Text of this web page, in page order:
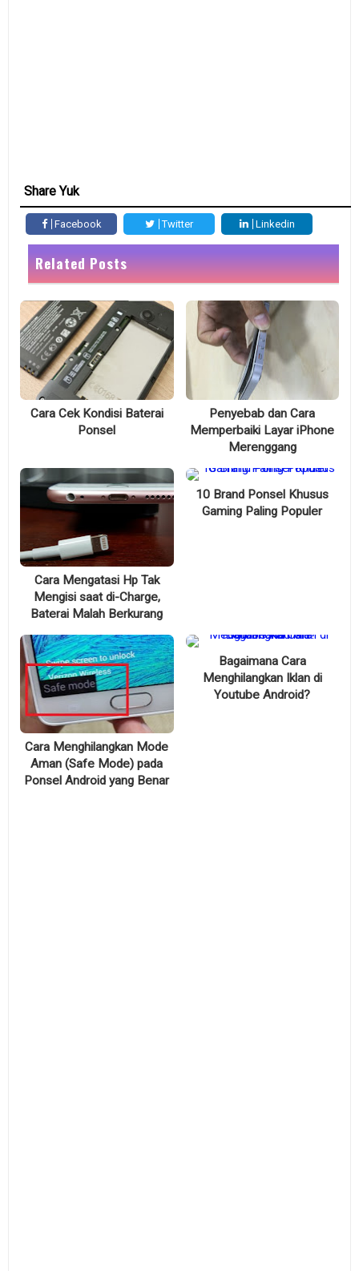
Share Yuk
Facebook Twitter Linkedin
Related Posts
Cara Cek Kondisi Baterai
Ponsel
Penyebab dan Cara
Memperbaiki Layar iPhone
Merenggang
Cara Mengatasi Hp Tak
Mengisi saat di-Charge,
Baterai Malah Berkurang
10 Brand Ponsel Khusus
Gaming Paling Populer
Cara Menghilangkan Mode
Aman (Safe Mode) pada
Ponsel Android yang Benar
Bagaimana Cara
Menghilangkan Iklan di
Youtube Android?